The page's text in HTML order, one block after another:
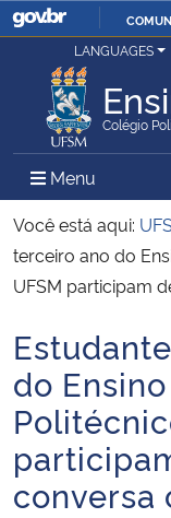
Ministério da Justiça e
Ministério da Defesa
Ministério das Relações
Ministério da Economia
Ministério da Infraestrutura
Ministério da Agricultura,
Ministério da Educação
Ministério da Cidadania
LANGUAGES
Colégio
Menu Menu
Você está aqui:
terceiro ano do
UFSM participam
Início do conteúdo
do
conversa